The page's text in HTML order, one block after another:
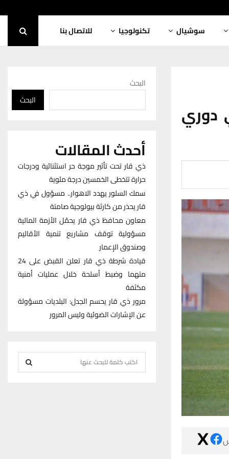
سوشيال تكنولوجيا للاتصال بنا
دوري
البحث
البحث
أحدث المقالات
ذي قار تحت تأثير موجة حر استثنائية ودرجات
حرارة تتخطى الخمسين درجة مئوية
سمك السلور يهدد الاهوار.. مسؤول في ذي
قار يحذر من كارثة بيولوجية صامتة
معاون محافظ ذي قار يحمّل الأزمة المالية
مسؤولية توقف مشاريع تنمية الأقاليم
وصندوق الإعمار
قيادة شرطة ذي قار تعلن القبض على 24
متهما وضبط أسلحة خلال عمليات أمنية
مكثفة
مرور ذي قار يحسم الجدل: البلديات مسؤولة
عن الإشارات الضوئية وليس المرور
e